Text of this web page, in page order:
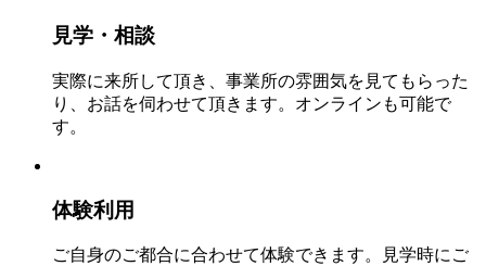
見学・相談
実際に来所して頂き、事業所の雰囲気を見てもらった
り、お話を伺わせて頂きます。オンラインも可能で
す。
体験利用
ご自身のご都合に合わせて体験できます。見学時にご